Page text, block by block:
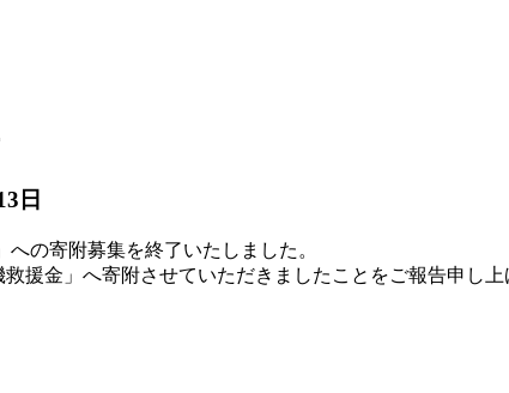
日
の寄附募集を終了いたしました。
援金」へ寄附させていただきましたことをご報告申し